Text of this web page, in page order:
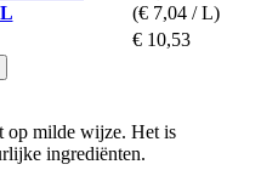
(€ 7,04 / L)
€ 10,53
op milde wijze. Het is
ingrediënten.